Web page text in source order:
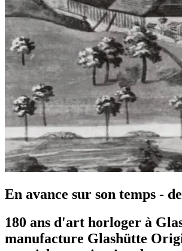
En avance sur son temps -
180 ans d'art horloger à
manufacture Glashütte